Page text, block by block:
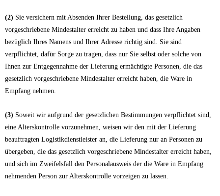
(2) Sie versichern mit Absenden Ihrer Bestellung, das gesetzlich
vorgeschriebene Mindestalter erreicht zu haben und dass Ihre Angaben
bezüglich Ihres Namens und Ihrer Adresse richtig sind. Sie sind
verpflichtet, dafür Sorge zu tragen, dass nur Sie selbst oder solche von
Ihnen zur Entgegennahme der Lieferung ermächtigte Personen, die das
gesetzlich vorgeschriebene Mindestalter erreicht haben, die Ware in
Empfang nehmen.
(3) Soweit wir aufgrund der gesetzlichen Bestimmungen verpflichtet sind,
eine Alterskontrolle vorzunehmen, weisen wir den mit der Lieferung
beauftragten Logistikdienstleister an, die Lieferung nur an Personen zu
übergeben, die das gesetzlich vorgeschriebene Mindestalter erreicht haben,
und sich im Zweifelsfall den Personalausweis der die Ware in Empfang
nehmenden Person zur Alterskontrolle vorzeigen zu lassen.